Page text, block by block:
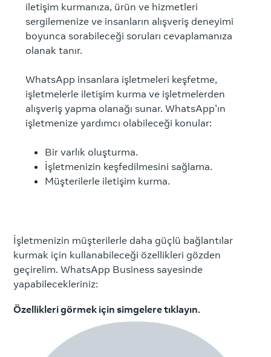
iletişim kurmanıza, ürün ve hizmetleri
sergilemenize ve insanların alışveriş deneyimi
boyunca sorabileceği soruları cevaplamanıza
olanak tanır.
WhatsApp insanlara işletmeleri keşfetme,
işletmelerle iletişim kurma ve işletmelerden
alışveriş yapma olanağı sunar. WhatsApp'ın
işletmenize yardımcı olabileceği konular:
Bir varlık oluşturma.
İşletmenizin keşfedilmesini sağlama.
Müşterilerle iletişim kurma.
İşletmenizin müşterilerle daha güçlü bağlantılar
kurmak için kullanabileceği özellikleri gözden
geçirelim. WhatsApp Business sayesinde
yapabilecekleriniz:
Özellikleri görmek için simgelere tıklayın.